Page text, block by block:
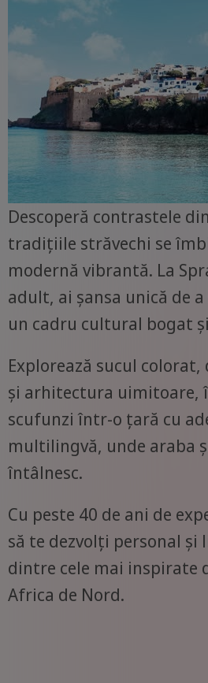
Descoperă contrastele
tradițiile străvechi se
modernă vibrantă. La
adult, ai șansa unică de
un cadru cultural bogat
Explorează sucul
și arhitectura uimitoare,
scufunzi într-o țară cu
multilingvă, unde araba
întâlnesc.
Cu peste 40 de ani de
să te dezvolți personal
dintre cele mai inspirate
Africa de Nord.